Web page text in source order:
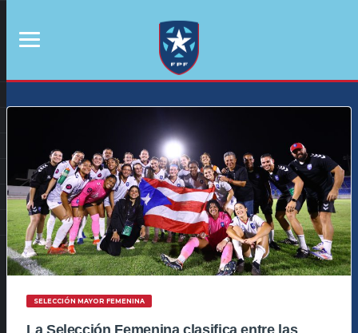
SELECCIÓN MAYOR FEMENINA